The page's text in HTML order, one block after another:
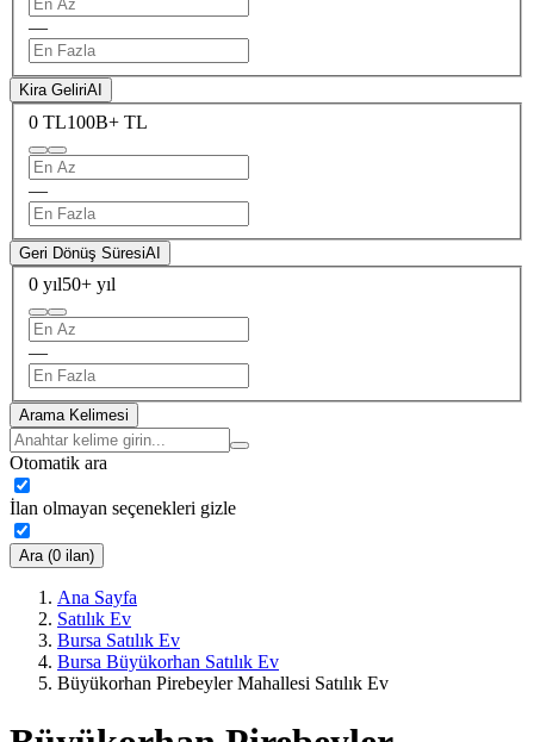
—
Kira GeliriAI
0 TL100B+ TL
—
Geri Dönüş SüresiAI
0 yıl50+ yıl
—
Arama Kelimesi
Otomatik ara
İlan olmayan seçenekleri gizle
Ara (0 ilan)
Ana Sayfa
Satılık Ev
Bursa Satılık Ev
Bursa Büyükorhan Satılık Ev
Büyükorhan Pirebeyler Mahallesi Satılık Ev